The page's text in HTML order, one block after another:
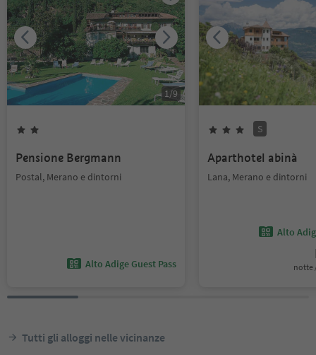
1/9
Pensione Bergmann
Postal, Merano e dintorni
Alto Adige Guest Pass
S
Aparthotel abinà
Lana, Merano e dintorni
Alto
notte
Tutti gli alloggi nelle vicinanze